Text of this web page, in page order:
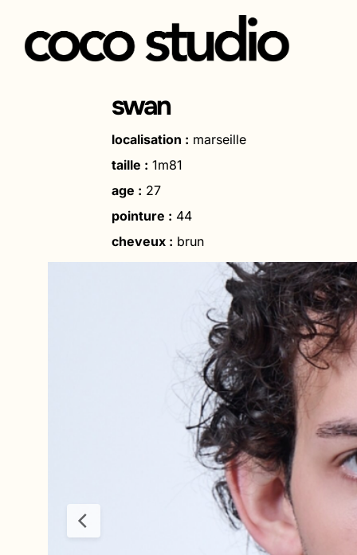
Aller
swan
localisation : marseille
taille : 1m81
age : 27
pointure : 44
cheveux : brun